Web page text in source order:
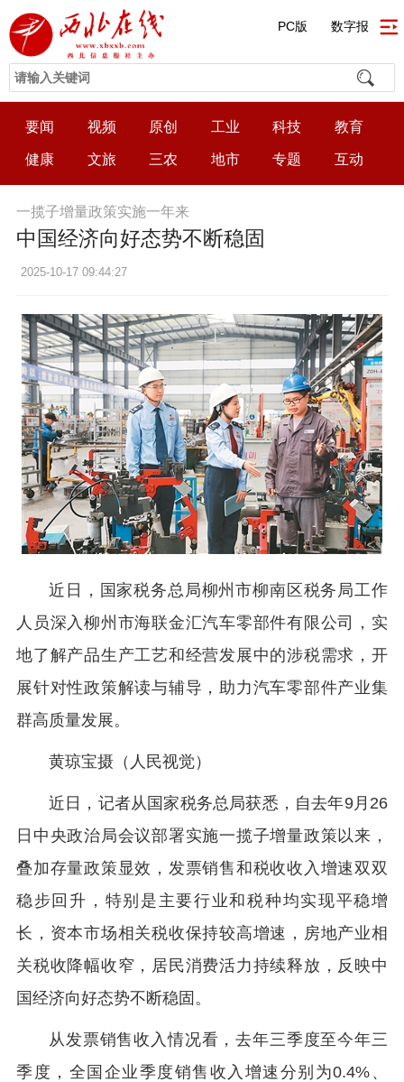
PC版 数字报
要闻 视频 原创 工业 科技 教育
健康 文旅 三农 地市 专题 互动
一揽子增量政策实施一年来
中国经济向好态势不断稳固
2025-10-17 09:44:27
近日，国家税务总局柳州市柳南区税务局工作
人员深入柳州市海联金汇汽车零部件有限公司，实
地了解产品生产工艺和经营发展中的涉税需求，开
展针对性政策解读与辅导，助力汽车零部件产业集
群高质量发展。
黄琼宝摄（人民视觉）
近日，记者从国家税务总局获悉，自去年9月26
日中央政治局会议部署实施一揽子增量政策以来，
叠加存量政策显效，发票销售和税收收入增速双双
稳步回升，特别是主要行业和税种均实现平稳增
长，资本市场相关税收保持较高增速，房地产业相
关税收降幅收窄，居民消费活力持续释放，反映中
国经济向好态势不断稳固。
从发票销售收入情况看，去年三季度至今年三
季度，全国企业季度销售收入增速分别为0.4%、